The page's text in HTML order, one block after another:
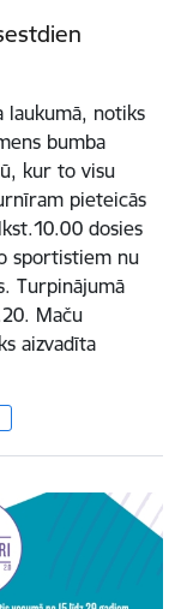
laukumā, notiks
bumba
kur to visu
pieteicās
dosies
sportistiem nu
Turpinājumā
Maču
aizvadīta